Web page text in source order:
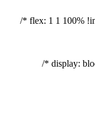
flex: 1 1 100%
display: